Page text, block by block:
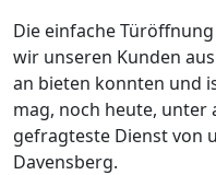
Die einfache
wir unseren Kunden
an bieten konnten und
mag, noch heute, unter
gefragteste Dienst von
Davensberg.